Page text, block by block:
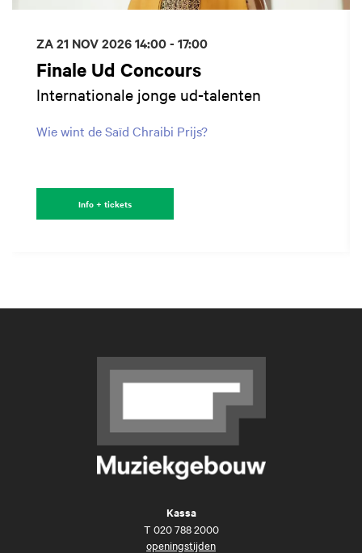
Finale Ud Concours
Internationale jonge ud-talenten
Wie wint de Saïd Chraibi Prijs?
ZA 21 NOV 202614:00 - 17:00
Info + tickets
Kassa
T 020 788 2000
openingstijden